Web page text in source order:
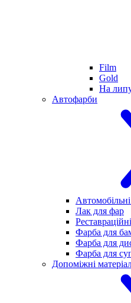
Film
Gold
На
Автофарби
Автомобільні
Лак для фар
Фарба для
Фарба для
Фарба для
Допоміжні